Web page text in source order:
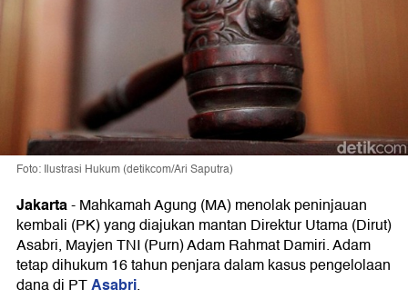
Foto: Ilustrasi Hukum (detikcom/Ari Saputra)
Jakarta-Mahkamah Agung (MA) menolak peninjauan
kembali (PK) yang diajukan mantan Direktur Utama (Dirut)
Asabri, Mayjen TNI (Purn) Adam Rahmat Damiri. Adam
tetap dihukum 16 tahun penjara dalam kasus pengelolaan
dana di PTAsabri.